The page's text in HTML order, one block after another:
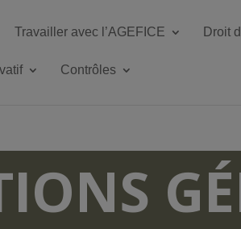
Travailler avec l’AGEFICE Droit
Contrôles